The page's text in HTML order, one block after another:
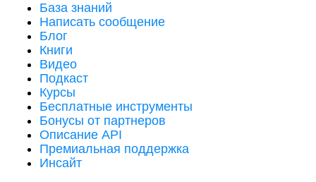
База знаний
Написать сообщение
Блог
Книги
Видео
Подкаст
Курсы
Бесплатные инструменты
Бонусы от партнеров
Описание API
Премиальная поддержка
Инсайт